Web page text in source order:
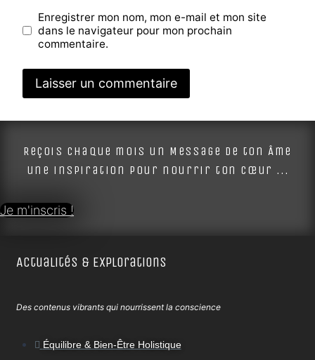
Enregistrer mon nom, mon e-mail et mon site
dans le navigateur pour mon prochain
commentaire.
Alternative:
Reçois chaque mois un Message de ton Âme
une inspiration pour nourrir ton cœur ...
Je m'inscris !
Actualités & Explorations
Des contenus vibrants qui nourrissent la conscience
Équilibre & Bien-Être Holistique